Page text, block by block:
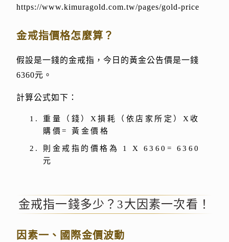
https://www.kimuragold.com.tw/pages/gold-price
金戒指價格怎麼算？
假設是一錢的金戒指，今日的黃金公告價是一錢
6360元。
計算公式如下：
重量（錢）X損耗（依店家所定）X收
購價= 黃金價格
則金戒指的價格為 1 X 6360= 6360
元
金戒指一錢多少？3大因素一次看！
因素一、國際金價波動